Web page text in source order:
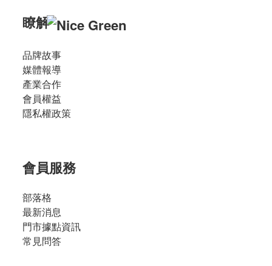
瞭解
品牌故事
媒體報導
產業合作
會員權益
隱私權政策
會員服務
部落格
最新消息
門市據點資訊
常見問答